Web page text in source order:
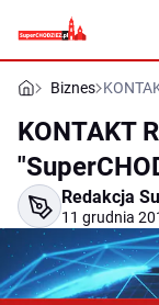
Biznes
KONTAKT
Redakcja
11 grudnia